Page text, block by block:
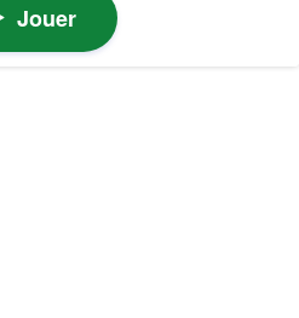
Jouer